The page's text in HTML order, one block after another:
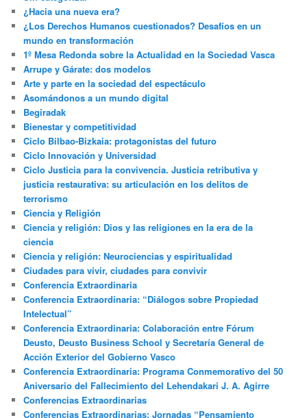
¿Hacia una nueva era?
¿Los Derechos Humanos cuestionados? Desafíos en un
mundo en transformación
1º Mesa Redonda sobre la Actualidad en la Sociedad Vasca
Arrupe y Gárate: dos modelos
Arte y parte en la sociedad del espectáculo
Asomándonos a un mundo digital
Begiradak
Bienestar y competitividad
Ciclo Bilbao-Bizkaia: protagonistas del futuro
Ciclo Innovación y Universidad
Ciclo Justicia para la convivencia. Justicia retributiva y
justicia restaurativa: su articulación en los delitos de
terrorismo
Ciencia y Religión
Ciencia y religión: Dios y las religiones en la era de la
ciencia
Ciencia y religión: Neurociencias y espiritualidad
Ciudades para vivir, ciudades para convivir
Conferencia Extraordinaria
Conferencia Extraordinaria: “Diálogos sobre Propiedad
Intelectual”
Conferencia Extraordinaria: Colaboración entre Fórum
Deusto, Deusto Business School y Secretaría General de
Acción Exterior del Gobierno Vasco
Conferencia Extraordinaria: Programa Conmemorativo del 50
Aniversario del Fallecimiento del Lehendakari J. A. Agirre
Conferencias Extraordinarias
Conferencias Extraordinarias: Jornadas “Pensamiento